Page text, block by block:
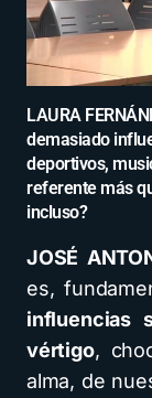
LAURA
demasiado
deportivos,
referente más
incluso?
JOSÉ
es,
influencias
vértigo,
alma, de